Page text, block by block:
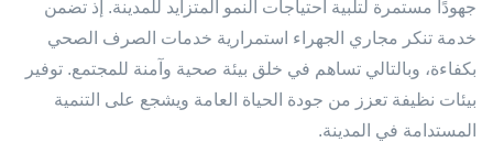
جهودًا مستمرة لتلبية احتياجات النمو المتزايد للمدينة. إذ تضمن
خدمة تنكر مجاري الجهراء استمرارية خدمات الصرف الصحي
بكفاءة، وبالتالي تساهم في خلق بيئة صحية وآمنة للمجتمع. توفير
بيئات نظيفة تعزز من جودة الحياة العامة ويشجع على التنمية
المستدامة في المدينة.